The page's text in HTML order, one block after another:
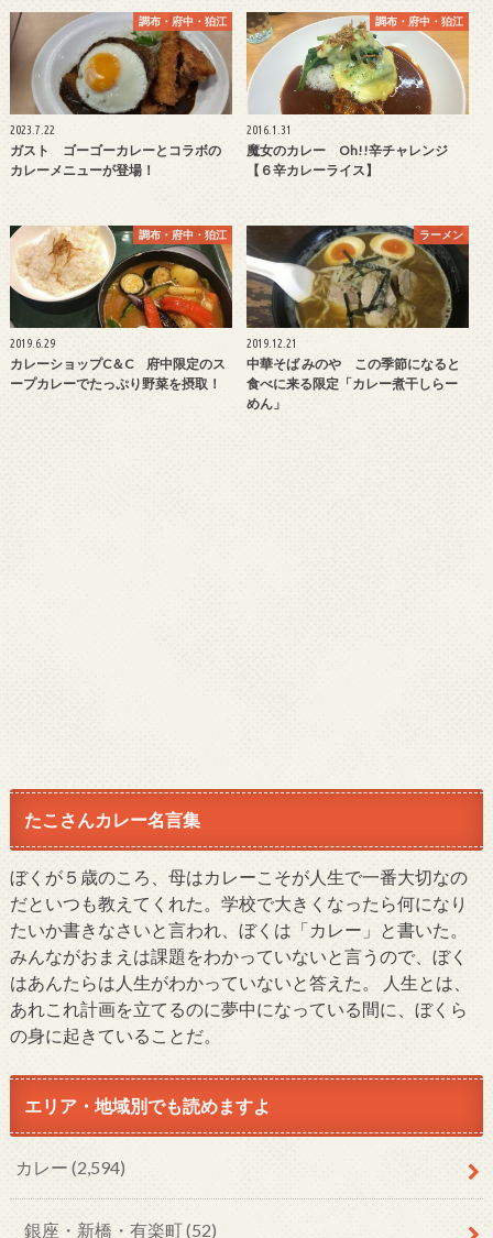
調布・府中・狛江
2023.7.22
ガスト ゴーゴーカレーとコラボの
カレーメニューが登場！
調布・府中・狛江
2016.1.31
魔女のカレー Oh!!辛チャレンジ
【６辛カレーライス】
調布・府中・狛江
2019.6.29
カレーショップC＆C 府中限定のス
ープカレーでたっぷり野菜を摂取！
ラーメン
2019.12.21
中華そば みのや この季節になると
食べに来る限定「カレー煮干しらー
めん」
たこさんカレー名言集
ぼくが５歳のころ、母はカレーこそが人生で一番大切なの
だといつも教えてくれた。学校で大きくなったら何になり
たいか書きなさいと言われ、ぼくは「カレー」と書いた。
みんながおまえは課題をわかっていないと言うので、ぼく
はあんたらは人生がわかっていないと答えた。 人生とは、
あれこれ計画を立てるのに夢中になっている間に、ぼくら
の身に起きていることだ。
エリア・地域別でも読めますよ
カレー (2,594)
銀座・新橋・有楽町(52)